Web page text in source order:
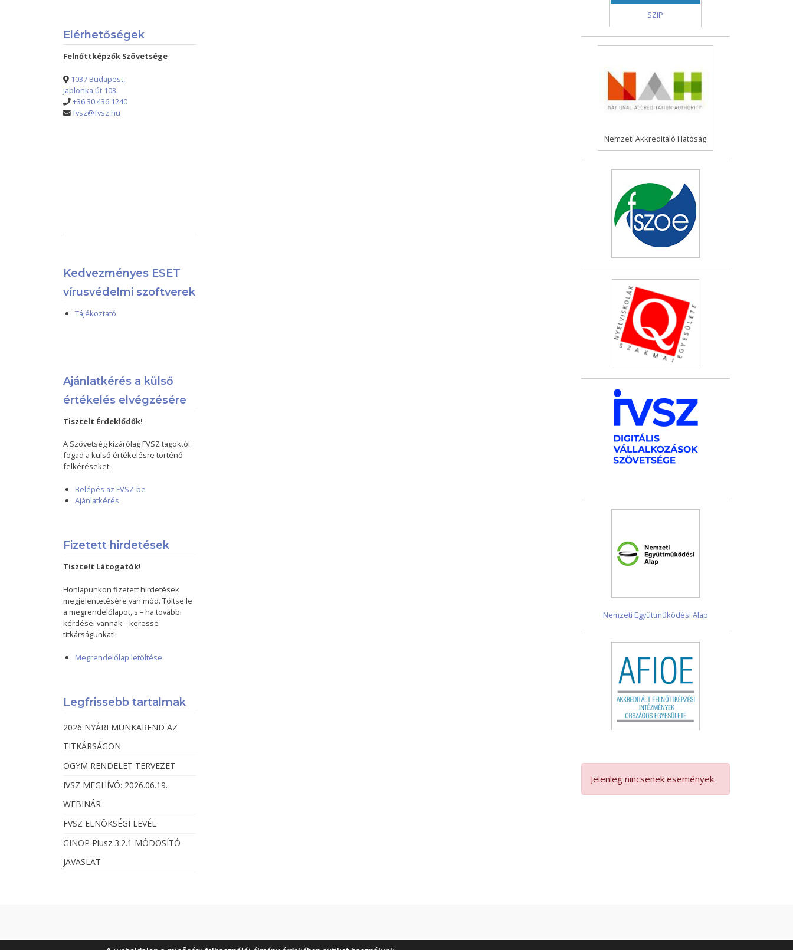
Elérhetőségek
Felnőttképzők Szövetsége
1037 Budapest,
Jablonka út 103.
+36 30 436 1240
fvsz@fvsz.hu
Kedvezményes ESET
vírusvédelmi szoftverek
Tájékoztató
Ajánlatkérés a külső
értékelés elvégzésére
Tisztelt Érdeklődők!
A Szövetség kizárólag FVSZ tagoktól
fogad a külső értékelésre történő
felkéréseket.
Belépés az FVSZ-be
Ajánlatkérés
Fizetett hirdetések
Tisztelt Látogatók!
Honlapunkon fizetett hirdetések
megjelentetésére van mód. Töltse le
a megrendelőlapot, s – ha további
kérdései vannak – keresse
titkárságunkat!
Megrendelőlap letöltése
Legfrissebb tartalmak
2026 NYÁRI MUNKAREND AZ
TITKÁRSÁGON
OGYM RENDELET TERVEZET
IVSZ MEGHÍVÓ: 2026.06.19.
WEBINÁR
FVSZ ELNÖKSÉGI LEVÉL
GINOP Plusz 3.2.1 MÓDOSÍTÓ
JAVASLAT
SZIP
Nemzeti Akkreditáló Hatóság
Nemzeti Együttműködési Alap
Jelenleg nincsenek események.